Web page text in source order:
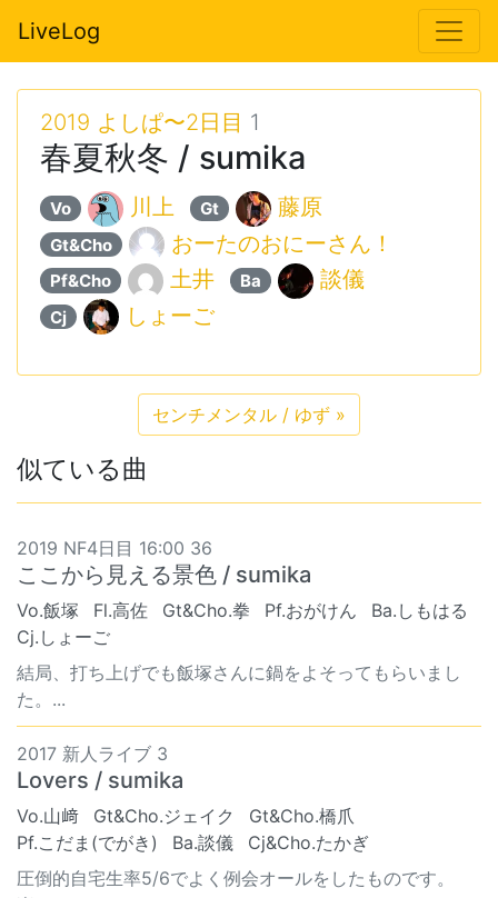
LiveLog
2019 よしぱ〜2日目 1
春夏秋冬 / sumika
Vo 川上 Gt 藤原
Gt&Cho おーたのおにーさん！
Pf&Cho 土井 Ba 談儀
Cj しょーご
センチメンタル / ゆず »
似ている曲
2019 NF4日目 16:00 36
ここから見える景色 / sumika
Vo.飯塚 Fl.高佐 Gt&Cho.拳 Pf.おがけん
Ba.しもはる
Cj.しょーご
結局、打ち上げでも飯塚さんに鍋をよそってもらいまし
た。...
2017 新人ライブ 3
Lovers / sumika
Vo.山﨑 Gt&Cho.ジェイク
Gt&Cho.橋爪
Pf.こだま(でがき)
Ba.談儀
Cj&Cho.たかぎ
圧倒的自宅生率5/6でよく例会オールをしたものです。